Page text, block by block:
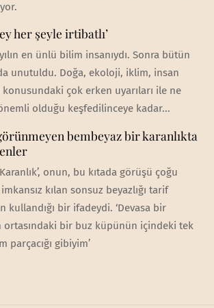
her şeyle irtibatlı’
en ünlü bilim insanıydı. Sonra bütün
unutuldu. Doğa, ekoloji, iklim, insan
konusundaki çok erken uyarıları ile ne
olduğu keşfedilinceye kadar...
bembeyaz bir karanlıkta
Karanlık’, onun, bu kıtada görüşü çoğu
kılan sonsuz beyazlığı tarif
kullandığı bir ifadeydi. ‘Devasa bir
ortasındaki bir buz küpünün içindeki tek
parçacığı gibiyim’